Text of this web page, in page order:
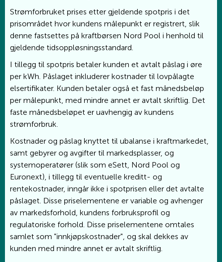
Strømforbruket prises etter gjeldende spotpris i det
prisområdet hvor kundens målepunkt er registrert, slik
denne fastsettes på kraftbørsen Nord Pool i henhold til
gjeldende tidsoppløsningsstandard.
I tillegg til spotpris betaler kunden et avtalt påslag i øre
per kWh. Påslaget inkluderer kostnader til lovpålagte
elsertifikater. Kunden betaler også et fast månedsbeløp
per målepunkt, med mindre annet er avtalt skriftlig. Det
faste månedsbeløpet er uavhengig av kundens
strømforbruk.
Kostnader og påslag knyttet til ubalanse i kraftmarkedet,
samt gebyrer og avgifter til markedsplasser, og
systemoperatører (slik som eSett, Nord Pool og
Euronext), i tillegg til eventuelle kreditt- og
rentekostnader, inngår ikke i spotprisen eller det avtalte
påslaget. Disse priselementene er variable og avhenger
av markedsforhold, kundens forbruksprofil og
regulatoriske forhold. Disse priselementene omtales
samlet som "innkjøpskostnader", og skal dekkes av
kunden med mindre annet er avtalt skriftlig.